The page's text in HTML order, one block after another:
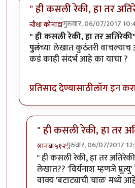
" ही कसली रेकी, हा तर
चौथा कोनाडागुरुवार, 06/07/2017
" ही कसली रेकी, हा तर अतिरेकी"
पुलंच्या लेखात कुठंतरी
कडं काही संदर्भ आहे का याचा ?
प्रतिसाद देण्यासाठीलॉग इन
" ही कसली रेकी, हा तर
शानबा५१२गुरुवार, 06/07/2017
In reply to" ही कसली रेकी,
" ही कसली रेकी, हा तर
लेखात?? 'विर्यनाश म्हणजे
वाक्य 'बटाट्याची चाळ' मध्ये